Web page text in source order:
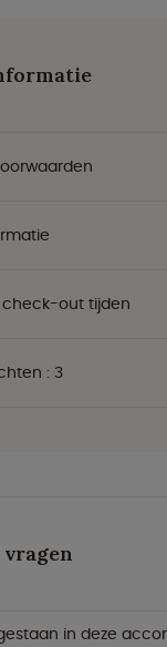
out tijden
: 3
vragen
in deze